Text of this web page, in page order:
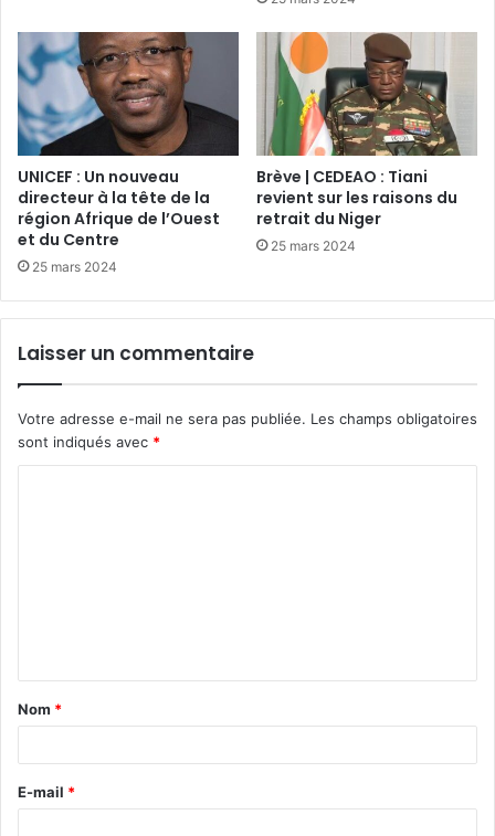
UNICEF : Un nouveau
directeur à la tête de la
région Afrique de l’Ouest
et du Centre
25 mars 2024
Brève | CEDEAO : Tiani
revient sur les raisons du
retrait du Niger
25 mars 2024
Laisser un commentaire
Votre adresse e-mail ne sera pas publiée. Les champs obligatoires
sont indiqués avec *
t
a
e
Nom *
E-mail *